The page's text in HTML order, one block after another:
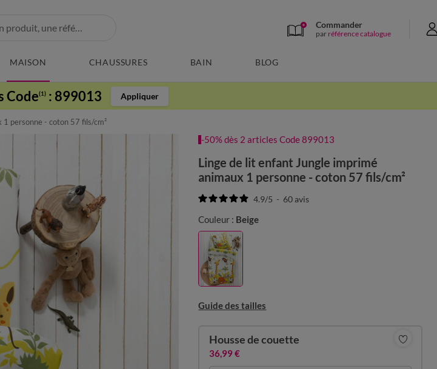
Commander
par référence catalogue
MAISON CHAUSSURES BAIN BLOG
Code(1) : 899013 Appliquer
personne - coton 57 fils/cm²
-50% dès 2 articles Code 899013
Linge de lit enfant Jungle imprimé
animaux 1 personne - coton 57 fils/cm²
4.9/5 - 60avis
Couleur : Beige
Guide des tailles
Housse de couette
36,99 €